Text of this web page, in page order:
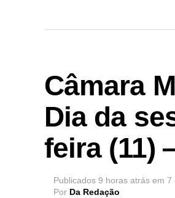
Câmara
Dia da
feira (11)
Publicados 9 horas atrás em 7
Por Da Redação